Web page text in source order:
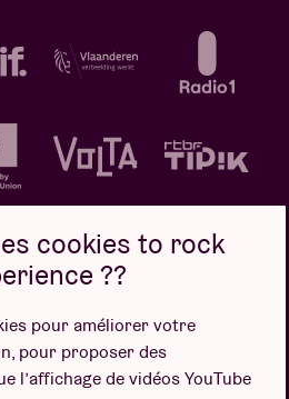
Politique de cookies
de vente
Design par
cookies to rock
??
pour améliorer votre
pour proposer des
l’affichage de vidéos YouTube